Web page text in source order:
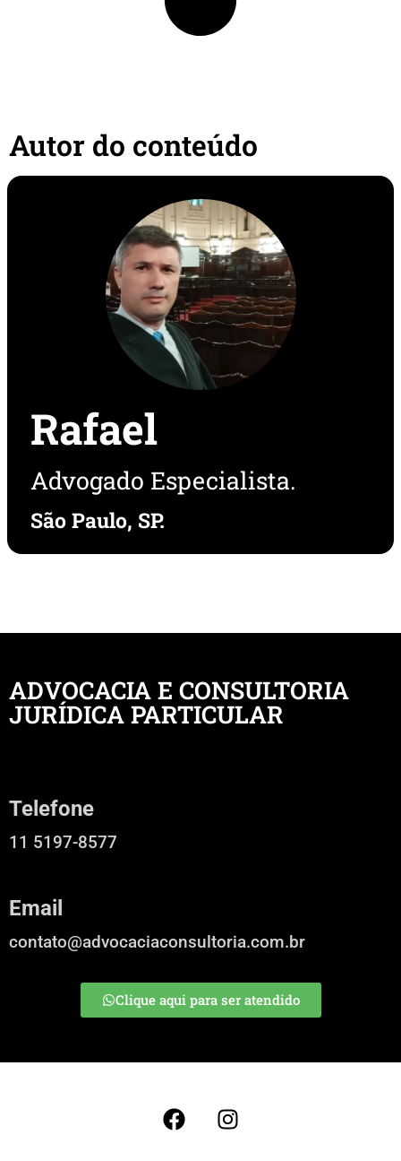
Autor do conteúdo​
Rafael
Advogado Especialista.
São Paulo, SP.
ADVOCACIA E CONSULTORIA
JURÍDICA PARTICULAR
Telefone
11 5197-8577
Email
contato@advocaciaconsultoria.com.br
Clique aqui para ser atendido